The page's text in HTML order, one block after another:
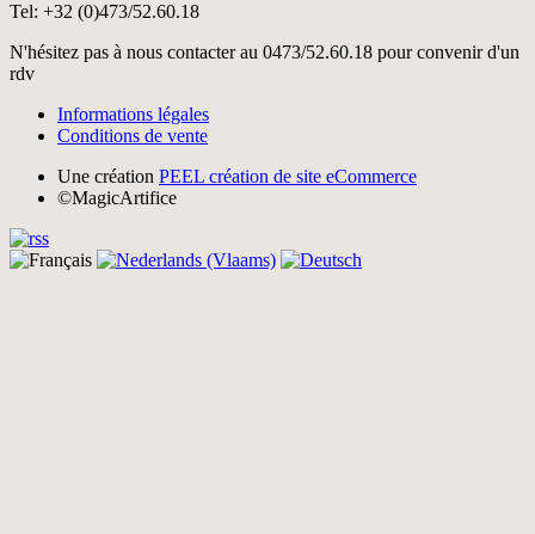
Tel: +32 (0)473/52.60.18
N'hésitez pas à nous contacter au 0473/52.60.18 pour convenir d'un
rdv
Informations légales
Conditions de vente
Une création PEEL création de site eCommerce
©MagicArtifice